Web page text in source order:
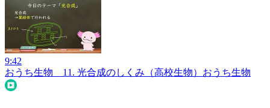
9:42
おうち生物 11. 光合成のしくみ（高校生物） おうち生物